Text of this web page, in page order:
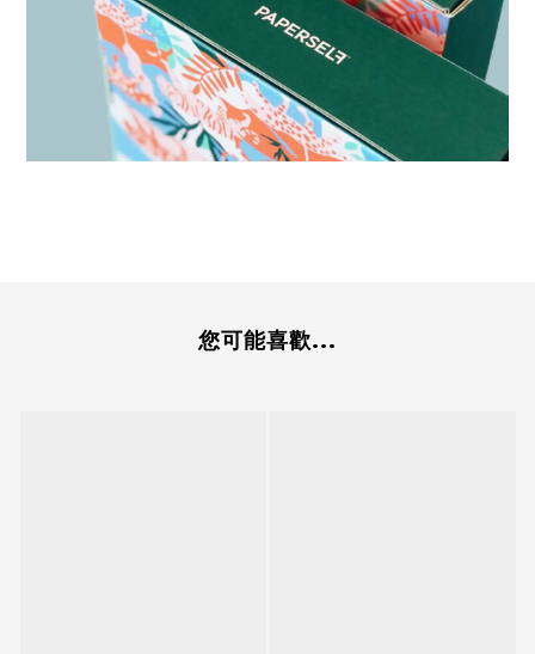
您可能喜歡...